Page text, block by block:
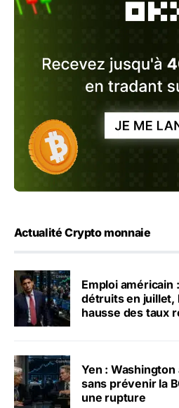
Actualité Crypto monnaie
Emploi
détruits en juillet,
hausse des taux
Yen :
sans prévenir la
une rupture